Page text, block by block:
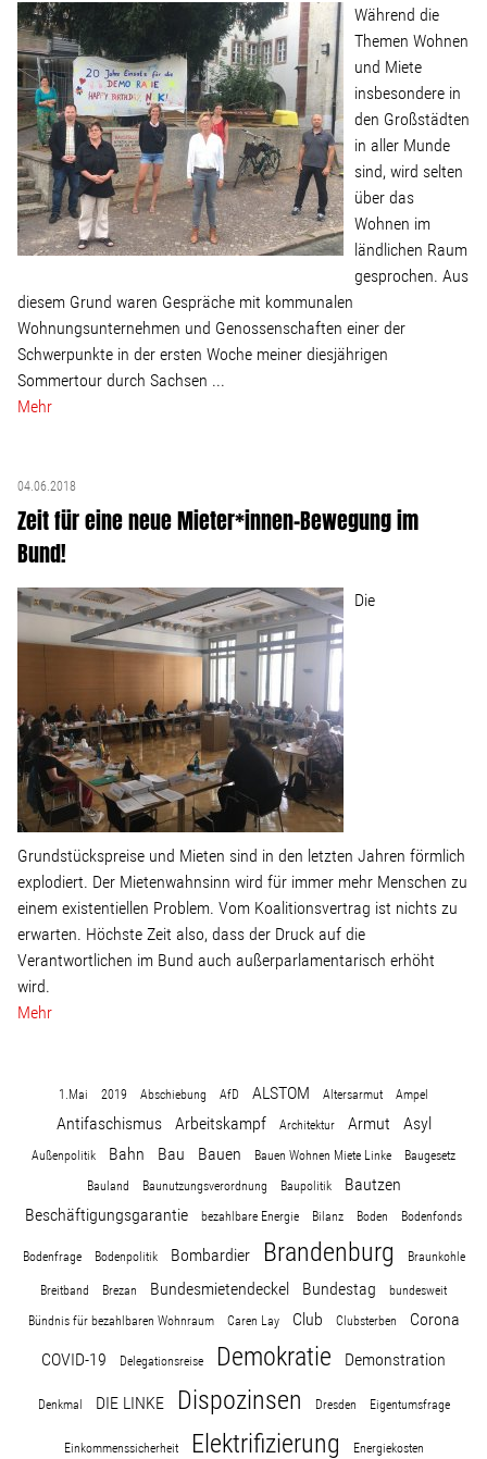
Stellenangebot
Kontakt
Team
Transparenz
Mediathek
Über mich
Wohnopoly
Leseprobe
Pressestimmen
Bestellen
Während die
Themen Wohnen
und Miete
insbesondere in
den Großstädten
in aller Munde
sind, wird selten
über das
Wohnen im
ländlichen Raum
gesprochen. Aus
diesem Grund waren Gespräche mit kommunalen
Wohnungsunternehmen und Genossenschaften einer der
Schwerpunkte in der ersten Woche meiner diesjährigen
Sommertour durch Sachsen ...
Mehr
04.06.2018
Zeit für eine neue Mieter*innen-Bewegung im
Bund!
Die
Grundstückspreise und Mieten sind in den letzten Jahren förmlich
explodiert. Der Mietenwahnsinn wird für immer mehr Menschen zu
einem existentiellen Problem. Vom Koalitionsvertrag ist nichts zu
erwarten. Höchste Zeit also, dass der Druck auf die
Verantwortlichen im Bund auch außerparlamentarisch erhöht
wird.
Mehr
1.Mai 2019 Abschiebung AfD ALSTOM Altersarmut Ampel
Antifaschismus Arbeitskampf Architektur Armut Asyl
Außenpolitik Bahn Bau Bauen Bauen Wohnen Miete Linke
Baugesetz
Bauland
Baunutzungsverordnung Baupolitik
Bautzen
Beschäftigungsgarantie
bezahlbare Energie Bilanz Boden Bodenfonds
Bodenfrage Bodenpolitik Bombardier Brandenburg Braunkohle
Breitband Brezan Bundesmietendeckel Bundestag
bundesweit
Bündnis für bezahlbaren Wohnraum
Caren Lay Club Clubsterben
Corona
COVID-19
Delegationsreise Demokratie Demonstration
Denkmal DIE LINKE Dispozinsen Dresden Eigentumsfrage
Einkommenssicherheit Elektrifizierung Energiekosten